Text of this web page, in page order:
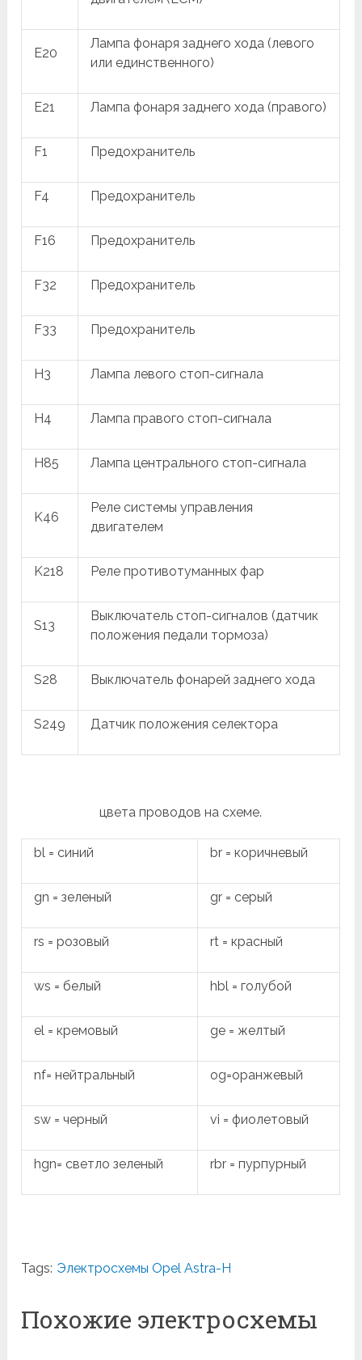
E20
Лампа фонаря заднего хода (левого
или единственного)
E21 Лампа фонаря заднего хода (правого)
F1 Предохранитель
F4 Предохранитель
F16 Предохранитель
F32 Предохранитель
F33 Предохранитель
H3 Лампа левого стоп-сигнала
H4 Лампа правого стоп-сигнала
H85 Лампа центрального стоп-сигнала
K46
Реле системы управления
двигателем
K218 Реле противотуманных фар
S13
Выключатель стоп-сигналов (датчик
положения педали тормоза)
S28 Выключатель фонарей заднего хода
S249 Датчик положения селектора
цвета проводов на схеме.
bl = синий br = коричневый
gn = зеленый gr = серый
rs = розовый rt = красный
ws = белый hbl = голубой
el = кремовый ge = желтый
nf= нейтральный og=оранжевый
sw = черный vi = фиолетовый
hgn= светло зеленый rbr = пурпурный
Tags: Электросхемы Opel Astra-H
Похожие электросхемы